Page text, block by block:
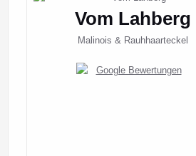
Vom Lahberg
Malinois & Rauhhaarteckel